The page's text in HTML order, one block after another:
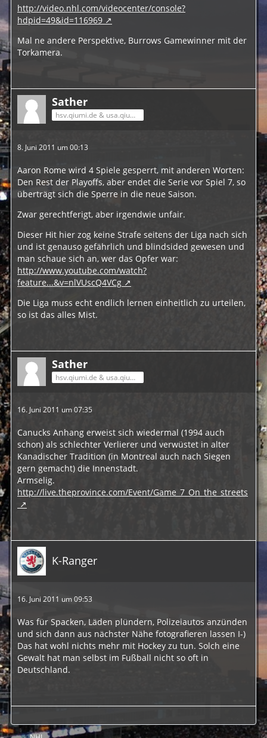
http://video.nhl.com/videocenter/console?
hdpid=49&id=116969
Mal ne andere Perspektive, Burrows Gamewinner mit der
Torkamera.
Sather
hsv.qiumi.de & usa.qiumi.de
8. Juni 2011 um 00:13
Aaron Rome wird 4 Spiele gesperrt, mit anderen Worten:
Den Rest der Playoffs, aber endet die Serie vor Spiel 7, so
überträgt sich die Sperre in die neue Saison.
Zwar gerechtferigt, aber irgendwie unfair.
Dieser Hit hier zog keine Strafe seitens der Liga nach sich
und ist genauso gefährlich und blindsided gewesen und
man schaue sich an, wer das Opfer war:
http://www.youtube.com/watch?
feature...&v=nlVUscQ4VCg
Die Liga muss echt endlich lernen einheitlich zu urteilen,
so ist das alles Mist.
Sather
hsv.qiumi.de & usa.qiumi.de
16. Juni 2011 um 07:35
Canucks Anhang erweist sich wiedermal (1994 auch
schon) als schlechter Verlierer und verwüstet in alter
Kanadischer Tradition (in Montreal auch nach Siegen
gern gemacht) die Innenstadt.
Armselig.
http://live.theprovince.com/Event/Game_7_On_the_streets
K-Ranger
16. Juni 2011 um 09:53
Was für Spacken, Läden plündern, Polizeiautos anzünden
und sich dann aus nächster Nähe fotografieren lassen I-)
Das hat wohl nichts mehr mit Hockey zu tun. Solch eine
Gewalt hat man selbst im Fußball nicht so oft in
Deutschland.